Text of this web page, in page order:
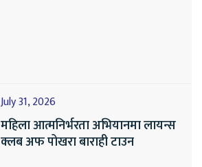
July 31, 2026
महिला आत्मनिर्भरता अभियानमा लायन्स
क्लब अफ पोखरा बाराही टाउन